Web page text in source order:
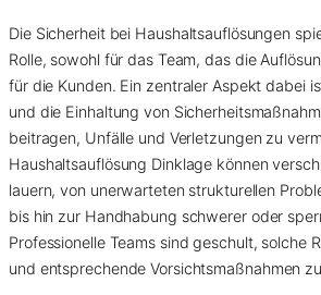
Die Sicherheit bei Haushaltsauflösungen
Rolle, sowohl für das Team, das die
für die Kunden. Ein zentraler Aspekt dabei
und die Einhaltung von
beitragen, Unfälle und Verletzungen zu
Haushaltsauflösung Dinklage können
lauern, von unerwarteten strukturellen
bis hin zur Handhabung schwerer oder
Professionelle Teams sind geschult, solche
und entsprechende Vorsichtsmaßnahmen